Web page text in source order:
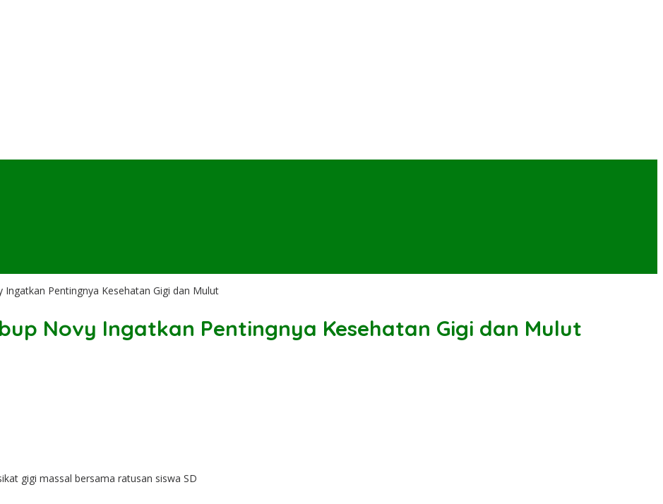
Ingatkan Pentingnya Kesehatan Gigi dan Mulut
Novy Ingatkan Pentingnya Kesehatan Gigi dan Mulut
gigi massal bersama ratusan siswa SD